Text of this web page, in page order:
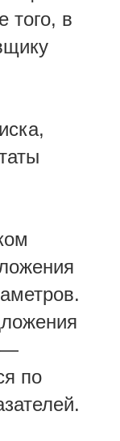
того, в
—
по